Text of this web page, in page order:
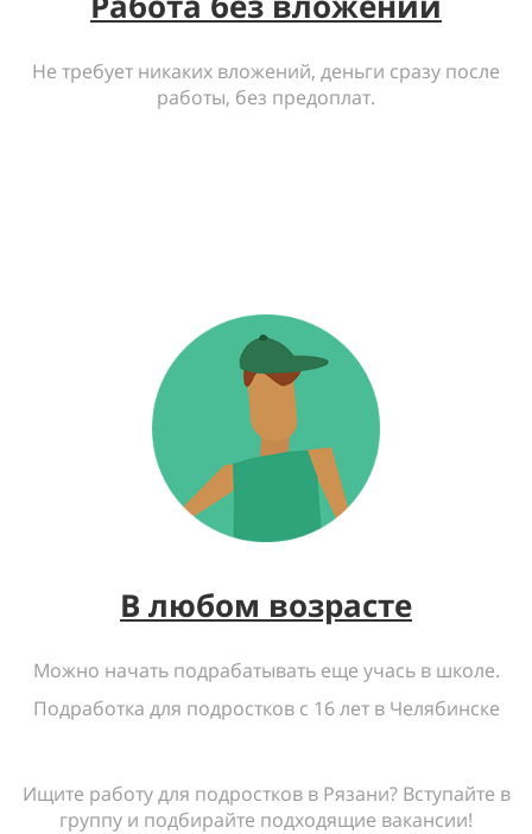
Не требует никаких вложений, деньги сразу после
работы, без предоплат.
В любом возрасте
Можно начать подрабатывать еще учась в школе.
Подработка для подростков с 16 лет в Челябинске
Ищите работу для подростков в Рязани? Вступайте в
группу и подбирайте подходящие вакансии!